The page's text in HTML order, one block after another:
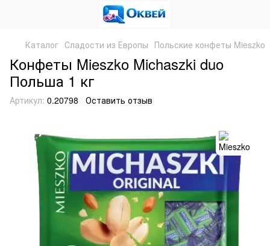
Каталог Сладости из Европы Польские конфеты Mieszko
Конфеты Mieszko Michaszki duo
Польша 1 кг
Артикул: 0.20798 Оставить отзыв